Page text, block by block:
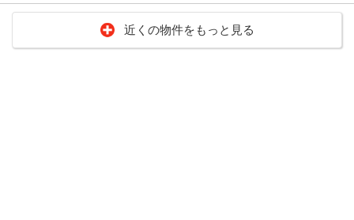
近くの物件をもっと見る